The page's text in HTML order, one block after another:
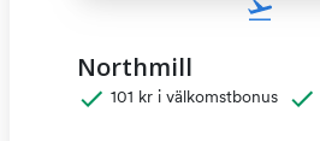
Northmill
101 kr i välkomstbonus